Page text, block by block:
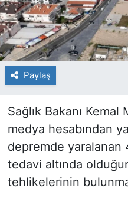
Paylaş
Sağlık Bakanı
medya hesabından
depremde yaralanan
tedavi altında
tehlikelerinin